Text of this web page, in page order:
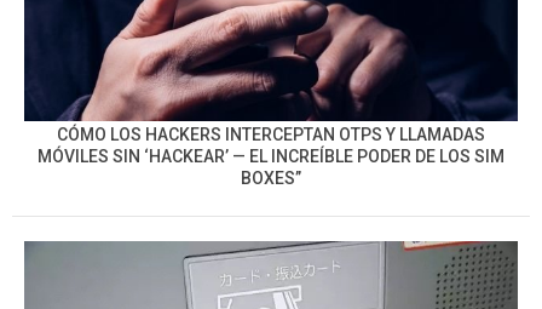
CÓMO LOS HACKERS INTERCEPTAN OTPS Y LLAMADAS
MÓVILES SIN ‘HACKEAR’ — EL INCREÍBLE PODER DE LOS SIM
BOXES”